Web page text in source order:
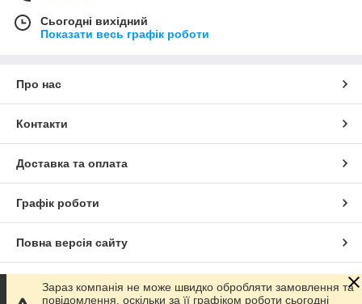
Сьогодні вихідний
Показати весь графік роботи
Про нас
Контакти
Доставка та оплата
Графік роботи
Повна версія сайту
Сайт створено на маркетплейсіProm.ua
Зараз компанія не може швидко обробляти замовлення та
повідомлення, оскільки за її графіком роботи сьогодні